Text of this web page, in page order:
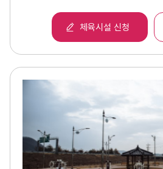
체육시설 신청